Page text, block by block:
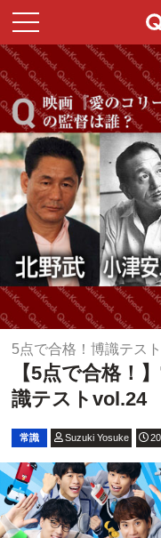
5点で合格！博識テスト
【5点で合格！
識テストvol.24
常識 Suzuki Yosuke